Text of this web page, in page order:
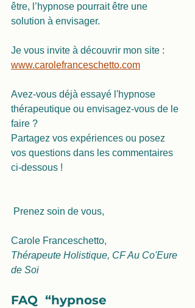
être, l’hypnose pourrait être une
solution à envisager.
Je vous invite à découvrir mon site :
www.carolefranceschetto.com
Avez-vous déjà essayé l'hypnose
thérapeutique ou envisagez-vous de le
faire ?
Partagez vos expériences ou posez
vos questions dans les commentaires
ci-dessous !
Prenez soin de vous,
Carole Franceschetto,
Thérapeute Holistique, CF Au Co'Eure
de Soi
FAQ  “hypnose